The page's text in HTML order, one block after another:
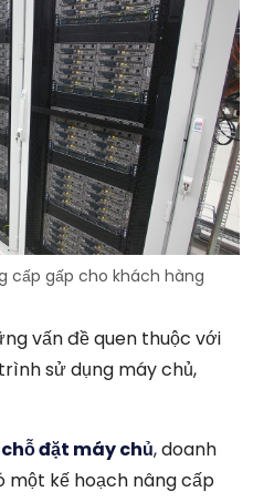
cấp gấp cho khách hàng
vấn đề quen thuộc với
sử dụng máy chủ,
đặt máy chủ, doanh
một kế hoạch nâng cấp